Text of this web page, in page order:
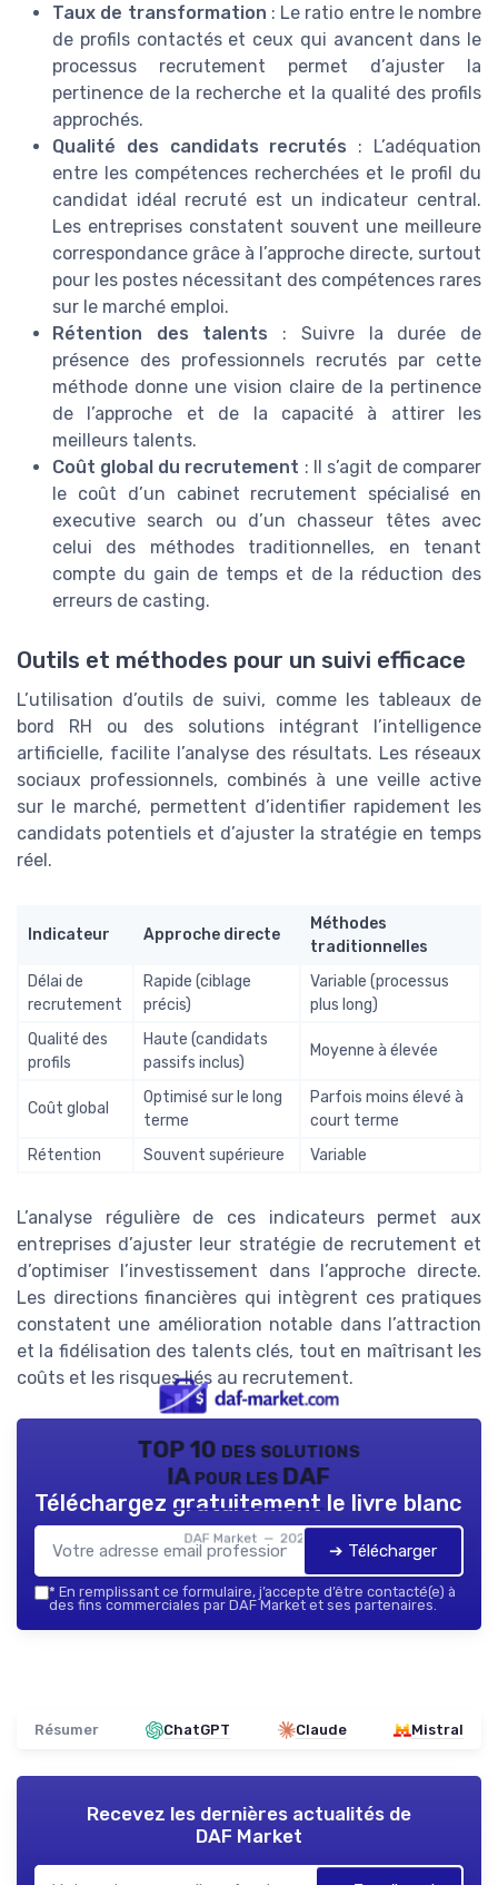
Taux de transformation : Le ratio entre le nombre
de profils contactés et ceux qui avancent dans le
processus recrutement permet d’ajuster la
pertinence de la recherche et la qualité des profils
approchés.
Qualité des candidats recrutés : L’adéquation
entre les compétences recherchées et le profil du
candidat idéal recruté est un indicateur central.
Les entreprises constatent souvent une meilleure
correspondance grâce à l’approche directe, surtout
pour les postes nécessitant des compétences rares
sur le marché emploi.
Rétention des talents : Suivre la durée de
présence des professionnels recrutés par cette
méthode donne une vision claire de la pertinence
de l’approche et de la capacité à attirer les
meilleurs talents.
Coût global du recrutement : Il s’agit de comparer
le coût d’un cabinet recrutement spécialisé en
executive search ou d’un chasseur têtes avec
celui des méthodes traditionnelles, en tenant
compte du gain de temps et de la réduction des
erreurs de casting.
Outils et méthodes pour un suivi efficace
L’utilisation d’outils de suivi, comme les tableaux de
bord RH ou des solutions intégrant l’intelligence
artificielle, facilite l’analyse des résultats. Les réseaux
sociaux professionnels, combinés à une veille active
sur le marché, permettent d’identifier rapidement les
candidats potentiels et d’ajuster la stratégie en temps
réel.
Indicateur Approche directe
Méthodes
traditionnelles
Délai de
recrutement
Rapide (ciblage
précis)
Variable (processus
plus long)
Qualité des
profils
Haute (candidats
passifs inclus)
Moyenne à élevée
Coût global
Optimisé sur le long
terme
Parfois moins élevé à
court terme
Rétention
Souvent supérieure Variable
L’analyse régulière de ces indicateurs permet aux
entreprises d’ajuster leur stratégie de recrutement et
d’optimiser l’investissement dans l’approche directe.
Les directions financières qui intègrent ces pratiques
constatent une amélioration notable dans l’attraction
et la fidélisation des talents clés, tout en maîtrisant les
coûts et les risques liés au recrutement.
TOP 10 des solutions
IA pour les DAF
DAF Market — 2026
Téléchargez gratuitement le livre blanc
➔ Télécharger
* En remplissant ce formulaire, j’accepte d’être contacté(e) à
des fins commerciales par DAF Market et ses partenaires.
Résumer ChatGPT Claude Mistral
Recevez les dernières actualités de
DAF Market